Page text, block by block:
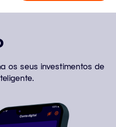
os seus investimentos de